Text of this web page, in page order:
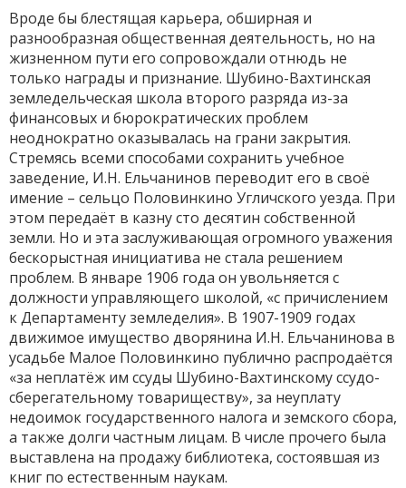
Вроде бы блестящая карьера, обширная и
разнообразная общественная деятельность, но на
жизненном пути его сопровождали отнюдь не
только награды и признание. Шубино-Вахтинская
земледельческая школа второго разряда из-за
финансовых и бюрократических проблем
неоднократно оказывалась на грани закрытия.
Стремясь всеми способами сохранить учебное
заведение, И.Н. Ельчанинов переводит его в своё
имение – сельцо Половинкино Угличского уезда. При
этом передаёт в казну сто десятин собственной
земли. Но и эта заслуживающая огромного уважения
бескорыстная инициатива не стала решением
проблем. В январе 1906 года он увольняется с
должности управляющего школой, «с причислением
к Департаменту земледелия». В 1907-1909 годах
движимое имущество дворянина И.Н. Ельчанинова в
усадьбе Малое Половинкино публично распродаётся
«за неплатёж им ссуды Шубино-Вахтинскому ссудо-
сберегательному товариществу», за неуплату
недоимок государственного налога и земского сбора,
а также долги частным лицам. В числе прочего была
выставлена на продажу библиотека, состоявшая из
книг по естественным наукам.